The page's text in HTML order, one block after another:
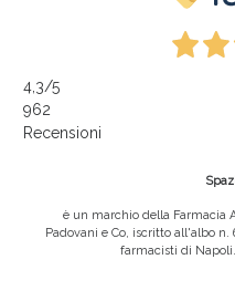
4,3/5
962
Recensioni
è un marchio della Farmacia
Padovani e Co, iscritto all'albo
farmacisti di